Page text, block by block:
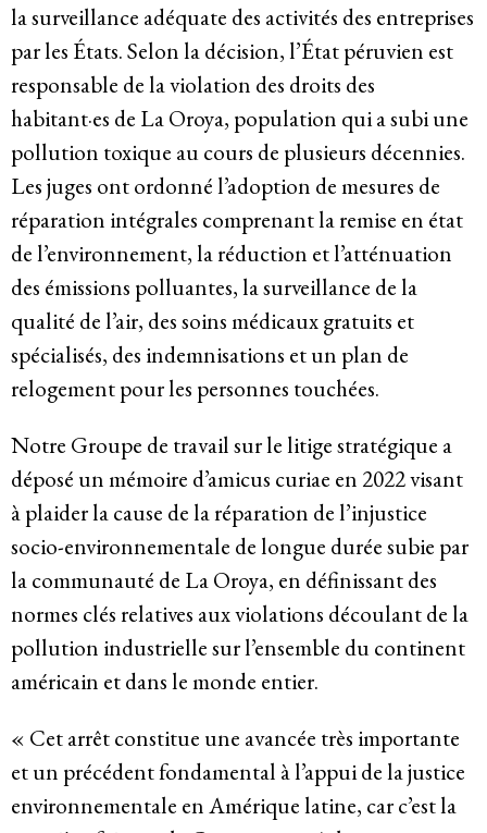
Devenir membre
Faire un don
Agir
Salle de Presse
Série de bandes dessinées sur l’emprise des entreprises
Contact
Politique de confidentialité
la surveillance adéquate des activités des entreprises
par les États. Selon la décision, l’État péruvien est
responsable de la violation des droits des
habitant·es de La Oroya, population qui a subi une
pollution toxique au cours de plusieurs décennies.
Les juges ont ordonné l’adoption de mesures de
réparation intégrales comprenant la remise en état
de l’environnement, la réduction et l’atténuation
des émissions polluantes, la surveillance de la
qualité de l’air, des soins médicaux gratuits et
spécialisés, des indemnisations et un plan de
relogement pour les personnes touchées.
Notre Groupe de travail sur le litige stratégique a
déposé un mémoire d’amicus curiae en 2022 visant
à plaider la cause de la réparation de l’injustice
socio-environnementale de longue durée subie par
la communauté de La Oroya, en définissant des
normes clés relatives aux violations découlant de la
pollution industrielle sur l’ensemble du continent
américain et dans le monde entier.
« Cet arrêt constitue une avancée très importante
et un précédent fondamental à l’appui de la justice
environnementale en Amérique latine, car c’est la